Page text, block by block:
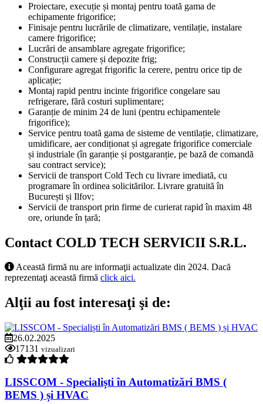
Proiectare, execuție și montaj pentru toată gama de
echipamente frigorifice;
Finisaje pentru lucrările de climatizare, ventilație, instalare
camere frigorifice;
Lucrări de ansamblare agregate frigorifice;
Construcții camere și depozite frig;
Configurare agregat frigorific la cerere, pentru orice tip de
aplicație;
Montaj rapid pentru incinte frigorifice congelare sau
refrigerare, fără costuri suplimentare;
Garanție de minim 24 de luni (pentru echipamentele
frigorifice);
Service pentru toată gama de sisteme de ventilație, climatizare,
umidificare, aer condiționat și agregate frigorifice comerciale
și industriale (în garanție și postgaranție, pe bază de comandă
sau contract service);
Servicii de transport Cold Tech cu livrare imediată, cu
programare în ordinea solicitărilor. Livrare gratuită în
București și Ilfov;
Servicii de transport prin firme de curierat rapid în maxim 48
ore, oriunde în țară;
Contact COLD TECH SERVICII S.R.L.
Această firmă nu are informaţii actualizate din 2024. Dacă
reprezentaţi această firmă click aici.
Alţii au fost interesaţi şi de:
26.02.2025
17131 vizualizari
LISSCOM - Specialiști în Automatizări BMS (
BEMS ) și HVAC